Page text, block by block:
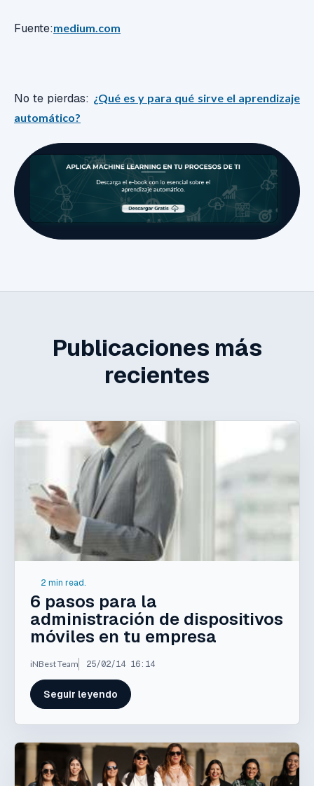
Fuente:medium.com
No te pierdas: ¿Qué es y para qué sirve el aprendizaje
automático?
Publicaciones más
recientes
2 min read.
6 pasos para la
administración de dispositivos
móviles en tu empresa
iNBest Team 25/02/14 16:14
Seguir leyendo